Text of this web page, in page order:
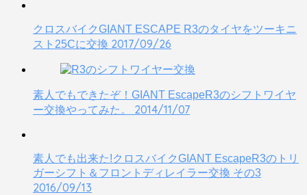
クロスバイクGIANT ESCAPE R3のタイヤをツーキニ
スト25Cに交換 2017/09/26
素人でもできたぞ！GIANT EscapeR3のシフトワイヤ
ー交換やってみた。 2014/11/07
素人でも出来た!クロスバイクGIANT EscapeR3のトリ
ガーシフト＆フロントディレイラー交換 その3
2016/09/13